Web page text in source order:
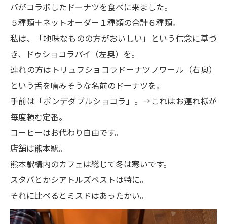
バがコラボしたドーナツを食べに来ました。
５種類＋ネットオーダー１種類の合計６種類。
私は、「地味なものの方がおいしい」という信念に基づ
き、ドゥショコラパイ（左奥）を。
連れの方はトリュフショコラドーナツノワール（右奥）
という舌を噛みそうな名前のドーナツを。
手前は「ポンデダブルショコラ」。→これはお連れ様が
毎度頼む定番。
コーヒーはお代わり自由です。
店舗は熊本駅。
熊本駅構内のカフェは総じて冬は寒いです。
スタバとかシアトルズベストは特に。
それに比べるとミスドはあったかい。